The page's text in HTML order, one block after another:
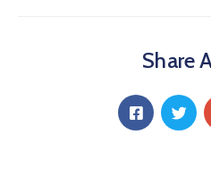
Share